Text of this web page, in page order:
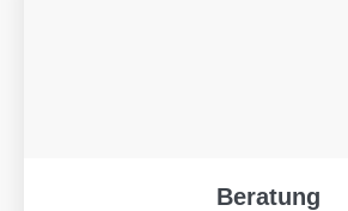
Beratung